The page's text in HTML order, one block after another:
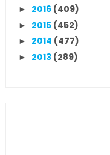
► 2016 (409)
► 2015 (452)
► 2014 (477)
► 2013 (289)